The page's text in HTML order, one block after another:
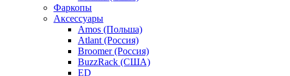
Фаркопы
Аксессуары
Amos (Польша)
Atlant (Россия)
Broomer (Россия)
BuzzRack (США)
ED